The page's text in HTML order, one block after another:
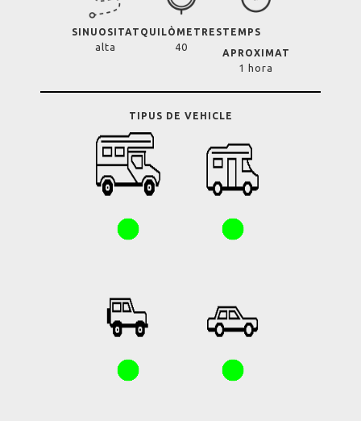
SINUOSITAT
alta
QUILÒMETRES
40
TEMPS
APROXIMAT
1 hora
TIPUS DE VEHICLE